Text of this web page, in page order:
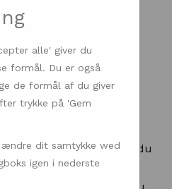
- 08.01.2022
til dem, der
træning er vigtig, skal du
Nogle gange har man
alle' giver du
formål. Du er også
de formål af du giver
trykke på 'Gem
dit samtykke wed
igen i nederste